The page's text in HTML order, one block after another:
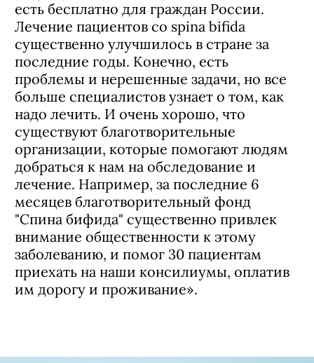
есть бесплатно для граждан России.
Лечение пациентов со spina bifida
существенно улучшилось в стране за
последние годы. Конечно, есть
проблемы и нерешенные задачи, но все
больше специалистов узнает о том, как
надо лечить. И очень хорошо, что
существуют благотворительные
организации, которые помогают людям
добраться к нам на обследование и
лечение. Например, за последние 6
месяцев благотворительный фонд
"Спина бифида" существенно привлек
внимание общественности к этому
заболеванию, и помог 30 пациентам
приехать на наши консилиумы, оплатив
им дорогу и проживание».